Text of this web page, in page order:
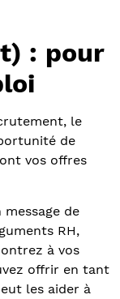
: pour
le
de
vos offres
de
RH,
à vos
offrir en tant
les aider à